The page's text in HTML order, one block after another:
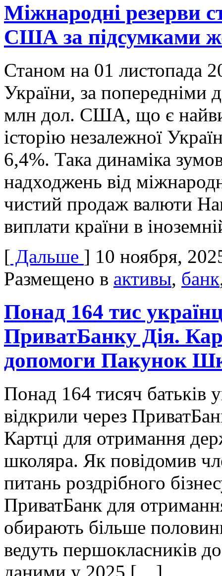
Міжнародні резерви
США за підсумками
Станом на 01 листопада
України, за
млн дол. США, що є
історію незалежної
6,4%. Така динаміка
надходжень від
чистий продаж валюти
виплати країни в
[ Дальше ] 10 ноября,
Размещено в активы, банк
Понад 164 тис
ПриватБанку Дія.
допомоги Пакунок
Понад 164 тисяч батьків
відкрили через
Картці для отримання
школяра. Як повідомив
питань роздрібного
ПриватБанк для
обирають більше
ведуть першокласників
даними у 2025 […]